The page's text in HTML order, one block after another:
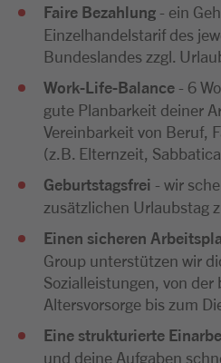
Faire Bezahlung - ein
Einzelhandelstarif des
Bundeslandes zzgl.
Work-Life-Balance - 6
gute Planbarkeit deiner
Vereinbarkeit von Beruf,
(z.B. Elternzeit,
Geburtstagsfrei - wir
zusätzlichen Urlaubstag
Einen sicheren
Group unterstützen wir
Sozialleistungen, von
Altersvorsorge bis zum
Eine strukturierte
und deine Aufgaben